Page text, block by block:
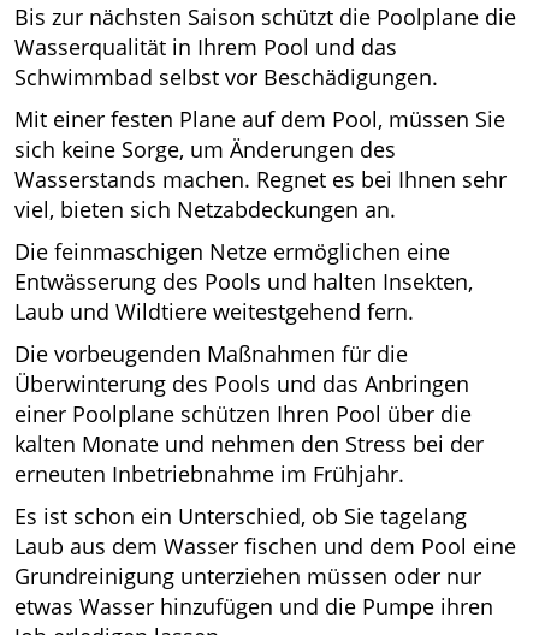
Bis zur nächsten Saison schützt die Poolplane die
Wasserqualität in Ihrem Pool und das
Schwimmbad selbst vor Beschädigungen.
Mit einer festen Plane auf dem Pool, müssen Sie
sich keine Sorge, um Änderungen des
Wasserstands machen. Regnet es bei Ihnen sehr
viel, bieten sich Netzabdeckungen an.
Die feinmaschigen Netze ermöglichen eine
Entwässerung des Pools und halten Insekten,
Laub und Wildtiere weitestgehend fern.
Die vorbeugenden Maßnahmen für die
Überwinterung des Pools und das Anbringen
einer Poolplane schützen Ihren Pool über die
kalten Monate und nehmen den Stress bei der
erneuten Inbetriebnahme im Frühjahr.
Es ist schon ein Unterschied, ob Sie tagelang
Laub aus dem Wasser fischen und dem Pool eine
Grundreinigung unterziehen müssen oder nur
etwas Wasser hinzufügen und die Pumpe ihren